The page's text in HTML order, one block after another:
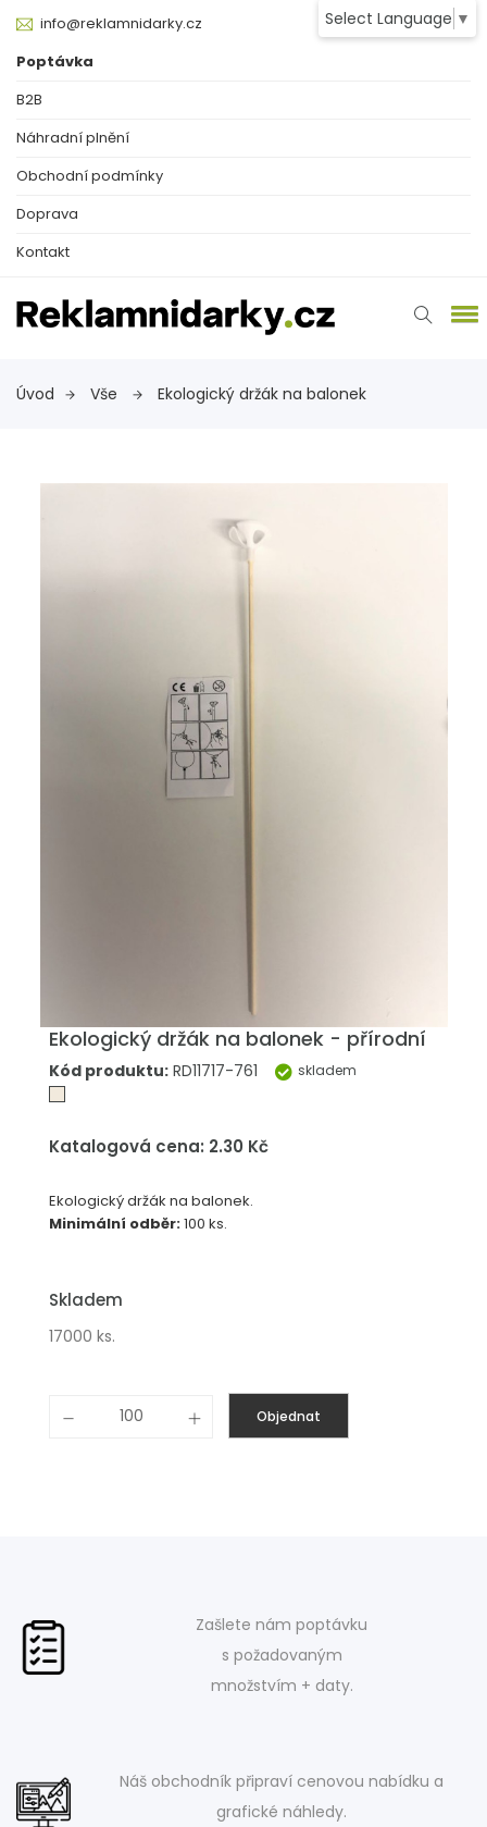
Select Language ▼
info@reklamnidarky.cz
Poptávka
B2B
Náhradní plnění
Obchodní podmínky
Doprava
Kontakt
Úvod Vše Ekologický držák na balonek
Ekologický držák na balonek - přírodní
Kód produktu: RD11717-761 skladem
Katalogová cena: 2.30 Kč
Ekologický držák na balonek.
Minimální odběr:100 ks.
Skladem
17000 ks.
Objednat
Zašlete nám poptávku
s požadovaným
množstvím + daty.
Náš obchodník připraví cenovou nabídku a
grafické náhledy.